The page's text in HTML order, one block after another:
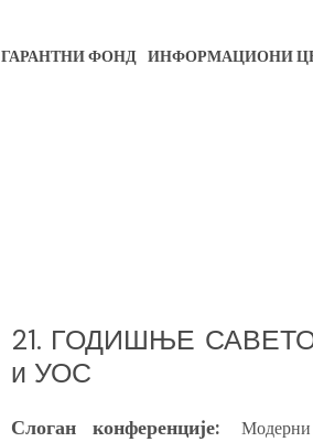
ГАРАНТНИ ФОНД ИНФОРМАЦИОНИ
21. ГОДИШЊЕ
и УОС
Слоган конференције: